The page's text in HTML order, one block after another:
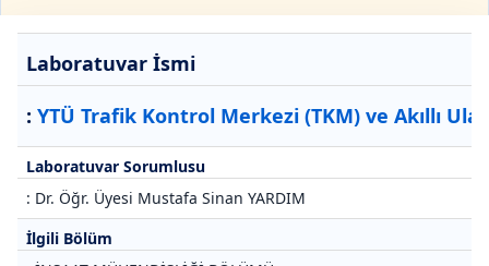
Laboratuvar İsmi
: YTÜ Trafik Kontrol Merkezi (TKM) ve Akıllı
Laboratuvar Sorumlusu
: Dr. Öğr. Üyesi Mustafa Sinan YARDIM
İlgili Bölüm